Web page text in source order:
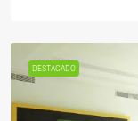
DESTACADO